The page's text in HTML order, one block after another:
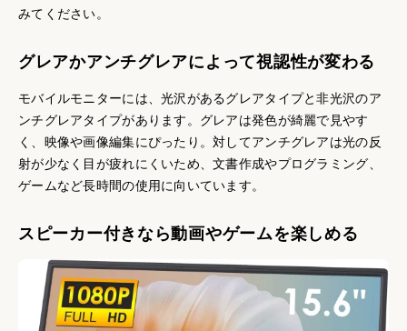
みてください。
グレアかアンチグレアによって視認性が変わる
モバイルモニターには、光沢があるグレアタイプと非光沢のア
ンチグレアタイプがあります。グレアは発色が綺麗で見やす
く、映像や画像編集にぴったり。対してアンチグレアは光の反
射が少なく目が疲れにくいため、文書作成やプログラミング、
ゲームなど長時間の使用に向いています。
スピーカー付きなら動画やゲームを楽しめる